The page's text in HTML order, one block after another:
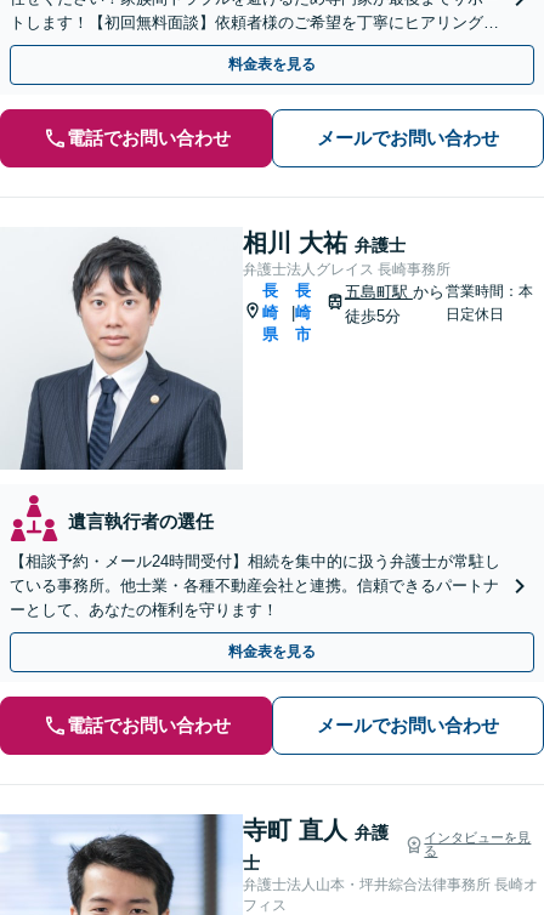
トします！【初回無料面談】依頼者様のご希望を丁寧にヒアリング！
遺言書作成もご相談ください。
料金表を見る
電話でお問い合わせ メールでお問い合わせ
相川 大祐 弁護士
弁護士法人グレイス 長崎事務所
長
崎
県
|
長
崎
市
五島町駅 から
徒歩5分
営業時間：本
日定休日
遺言執行者の選任
【相談予約・メール24時間受付】相続を集中的に扱う弁護士が常駐し
ている事務所。他士業・各種不動産会社と連携。信頼できるパートナ
ーとして、あなたの権利を守ります！
料金表を見る
電話でお問い合わせ メールでお問い合わせ
寺町 直人 弁護
士
インタビューを見
る
弁護士法人山本・坪井綜合法律事務所 長崎オ
フィス